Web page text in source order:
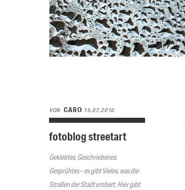
VON CARO 15.07.2010
fotoblog streetart
Geklebtes, Geschriebenes,
Gesprühtes – es gibt Vieles, was die
Straßen der Stadt erobert. Hier gibt